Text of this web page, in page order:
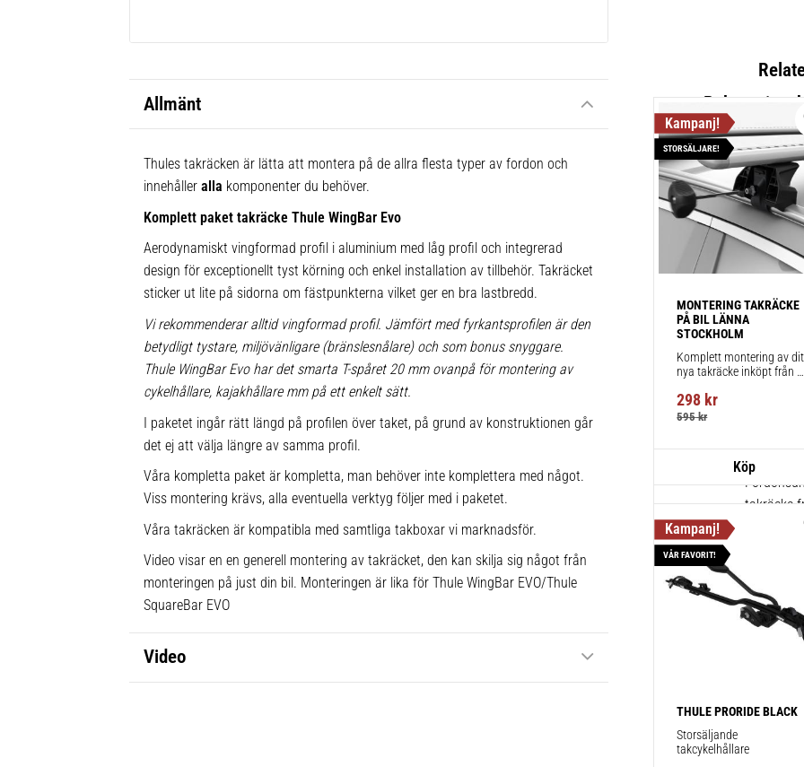
Allmänt
Thules takräcken är lätta att montera på de allra flesta typer av fordon och
innehåller alla komponenter du behöver.
Komplett paket takräcke Thule WingBar Evo
Aerodynamiskt vingformad profil i aluminium med låg profil och integrerad
design för exceptionellt tyst körning och enkel installation av tillbehör. Takräcket
sticker ut lite på sidorna om fästpunkterna vilket ger en bra lastbredd.
Vi rekommenderar alltid vingformad profil. Jämfört med fyrkantsprofilen är den
betydligt tystare, miljövänligare (bränslesnålare) och som bonus snyggare.
Thule WingBar Evo har det smarta T-spåret 20 mm ovanpå för montering av
cykelhållare, kajakhållare mm på ett enkelt sätt.
I paketet ingår rätt längd på profilen över taket, på grund av konstruktionen går
det ej att välja längre av samma profil.
Våra kompletta paket är kompletta, man behöver inte komplettera med något.
Viss montering krävs, alla eventuella verktyg följer med i paketet.
Våra takräcken är kompatibla med samtliga takboxar vi marknadsför.
Video visar en en generell montering av takräcket, den kan skilja sig något från
monteringen på just din bil. Monteringen är lika för Thule WingBar EVO/Thule
SquareBar EVO
Video
Thule
1 st
Thule
körning
1 st
Thule
pack –
takräcke
MONTERING TAKRÄCKE
PÅ BIL LÄNNA
STOCKHOLM
Komplett montering av
nya takräcke inköpt från
montering på din bil.
298 kr
595kr
STORSÄLJARE!
THULE PRORIDE BLACK
Storsäljande
takcykelhållare
VÅR FAVORIT!